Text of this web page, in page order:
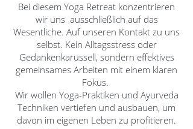
Bei diesem Yoga Retreat konzentrieren
wir uns ausschließlich auf das
Wesentliche. Auf unseren Kontakt zu uns
selbst. Kein Alltagsstress oder
Gedankenkarussell, sondern effektives
gemeinsames Arbeiten mit einem klaren
Fokus.
Wir wollen Yoga-Praktiken und Ayurveda
Techniken vertiefen und ausbauen, um
davon im eigenen Leben zu profitieren.